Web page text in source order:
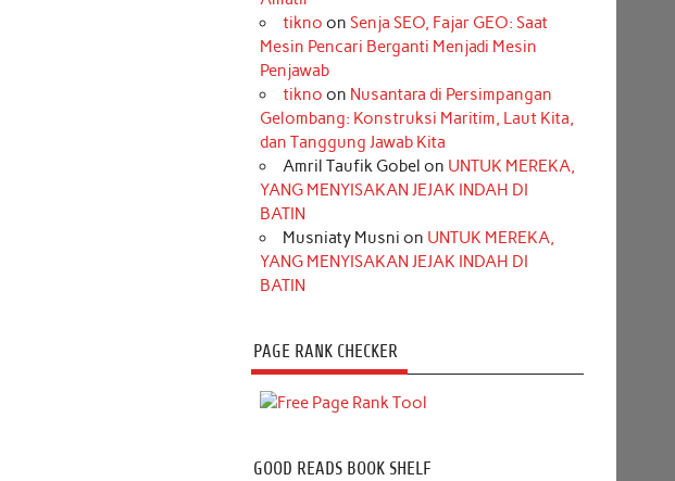
tikno on Senja SEO, Fajar GEO: Saat
Mesin Pencari Berganti Menjadi Mesin
Penjawab
tikno on Nusantara di Persimpangan
Gelombang: Konstruksi Maritim, Laut Kita,
dan Tanggung Jawab Kita
Amril Taufik Gobel on UNTUK MEREKA,
YANG MENYISAKAN JEJAK INDAH DI
BATIN
Musniaty Musni on UNTUK MEREKA,
YANG MENYISAKAN JEJAK INDAH DI
BATIN
PAGE RANK CHECKER
GOOD READS BOOK SHELF